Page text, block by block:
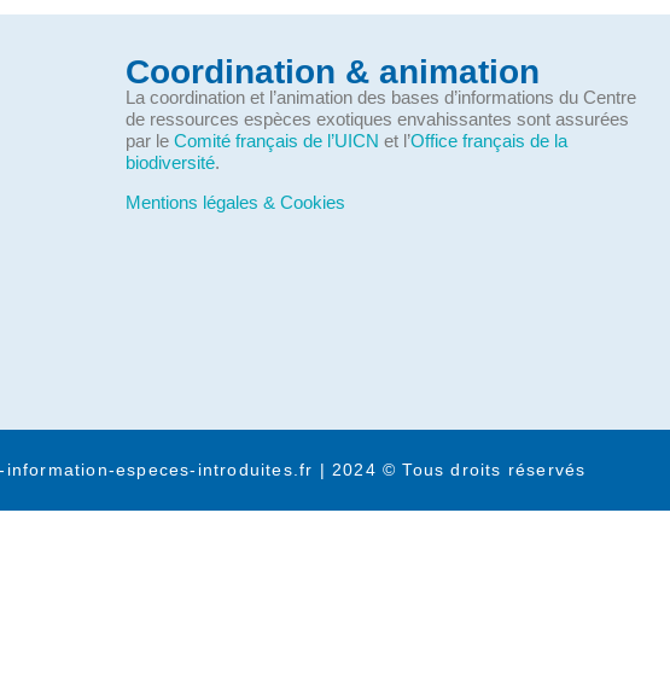
Coordination & animation
La coordination et l’animation des bases d’informations du Centre
de ressources espèces exotiques envahissantes sont assurées
par le Comité français de l’UICN et l’Office français de la
biodiversité.
Mentions légales & Cookies
information-especes-introduites.fr | 2024 © Tous droits réservés